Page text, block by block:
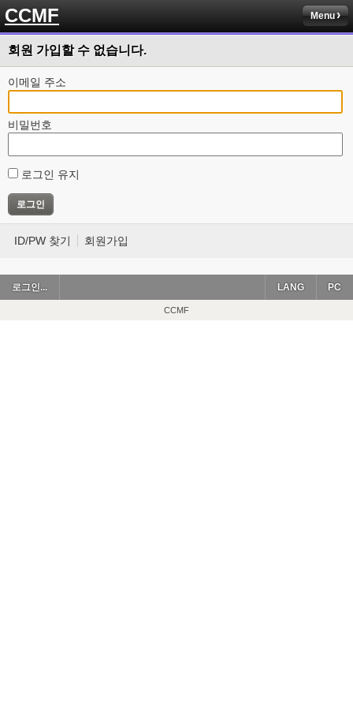
CCMF Menu
회원 가입할 수 없습니다.
이메일 주소
비밀번호
로그인 유지
ID/PW 찾기 회원가입
로그인... PC
LANG
CCMF